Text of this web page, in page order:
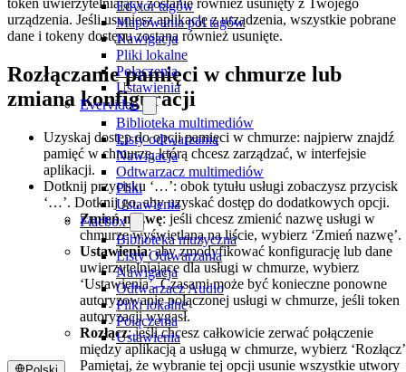
Edytor tagów
Mapowania pól tagów
Nawigacja
Pliki lokalne
Połączenia
Ustawienia
Evervideo
Biblioteka multimediów
Listy odtwarzania
Nawigacja
Odtwarzacz multimediów
Pliki
Ustawienia
Flacbox
Biblioteka muzyczna
Listy Odtwarzania
Nawigacja
Odtwarzacz Audio
Pliki lokalne
Połączenia
Ustawienia
token uwierzytelniający zostanie również usunięty z Twojego
urządzenia. Jeśli usuniesz aplikację z urządzenia, wszystkie pobrane
dane i tokeny dostępu zostaną również usunięte.
Rozłączanie pamięci w chmurze lub
zmiana konfiguracji
Uzyskaj dostęp do opcji pamięci w chmurze: najpierw znajdź
pamięć w chmurze, którą chcesz zarządzać, w interfejsie
aplikacji.
Dotknij przycisku ‘…’: obok tytułu usługi zobaczysz przycisk
‘…’. Dotknij go, aby uzyskać dostęp do dodatkowych opcji.
Zmień nazwę: jeśli chcesz zmienić nazwę usługi w
chmurze wyświetlaną na liście, wybierz ‘Zmień nazwę’.
Ustawienia: aby zmodyfikować konfigurację lub dane
uwierzytelniające dla usługi w chmurze, wybierz
‘Ustawienia’. Czasami może być konieczne ponowne
autoryzowanie połączonej usługi w chmurze, jeśli token
autoryzacji wygasł.
Rozłącz: jeśli chcesz całkowicie zerwać połączenie
między aplikacją a usługą w chmurze, wybierz
Pamiętaj, że wybranie tej opcji usunie wszystkie utwory